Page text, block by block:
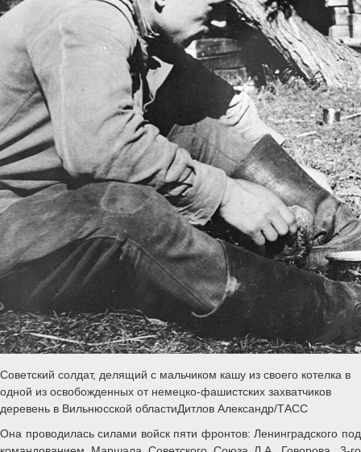
Советский солдат, делящий с мальчиком кашу из своего котелка в
одной из освобожденных от немецко-фашистских захватчиков
деревень в Вильнюсской областиДитлов Александр/ТАСС
Она проводилась силами войск пяти фронтов: Ленинградского под